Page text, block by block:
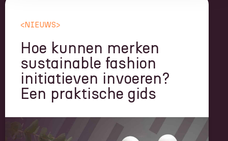
< NIEUWS>
Hoe kunnen merken
sustainable fashion
initiatieven invoeren?
Een praktische gids